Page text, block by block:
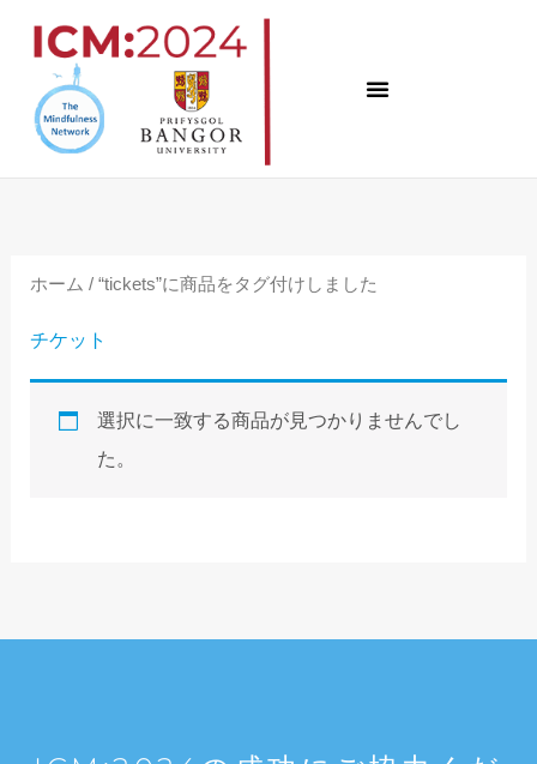
ホーム / “tickets”に商品をタグ付けしました
チケット
選択に一致する商品が見つかりませんでし
た。